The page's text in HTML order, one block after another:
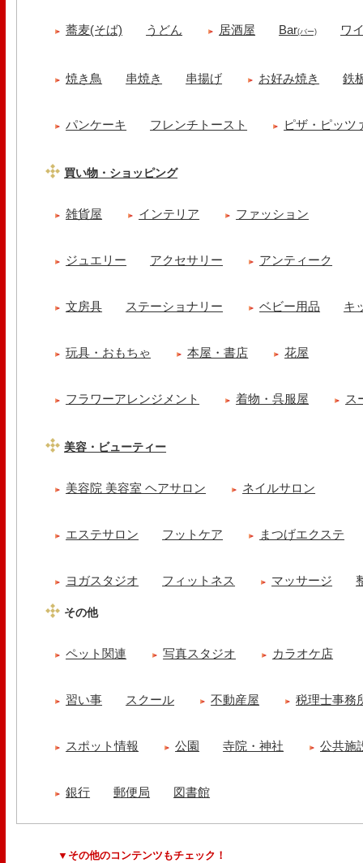
蕎麦(そば) うどん 居酒屋 Bar(バー) ワ
焼き鳥 串焼き 串揚げ お好み焼き 鉄
パンケーキ フレンチトースト ピザ・ピッツ
買い物・ショッピング
雑貨屋 インテリア ファッション
ジュエリー アクセサリー アンティーク
文房具 ステーショナリー ベビー用品 キ
玩具・おもちゃ 本屋・書店 花屋
フラワーアレンジメント 着物・呉服屋 ス
美容・ビューティー
美容院 美容室 ヘアサロン ネイルサロン
エステサロン フットケア まつげエクステ
ヨガスタジオ フィットネス マッサージ
その他
ペット関連 写真スタジオ カラオケ店
習い事 スクール 不動産屋 税理士事務
スポット情報 公園 寺院・神社 公共施
銀行 郵便局 図書館
▼その他のコンテンツもチェック！